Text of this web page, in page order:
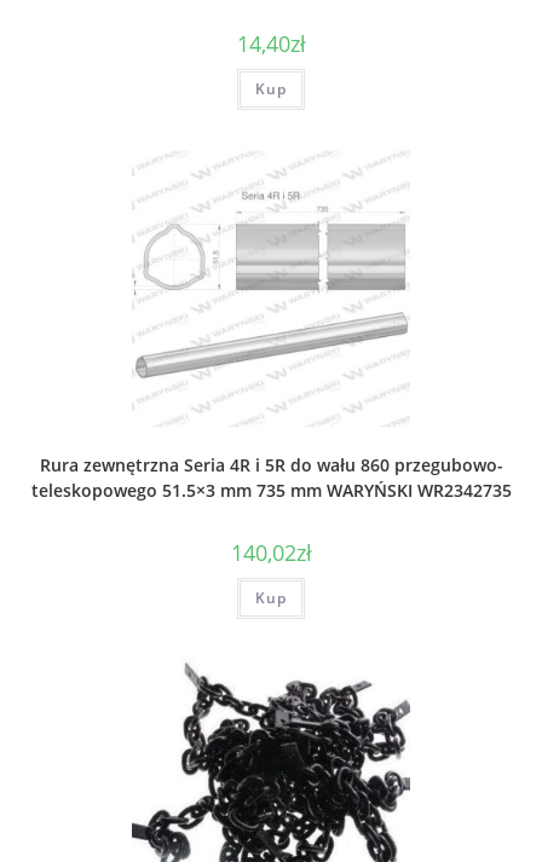
14,40zł
Kup
Rura zewnętrzna Seria 4R i 5R do wału 860 przegubowo-
teleskopowego 51.5×3 mm 735 mm WARYŃSKI WR2342735
140,02zł
Kup